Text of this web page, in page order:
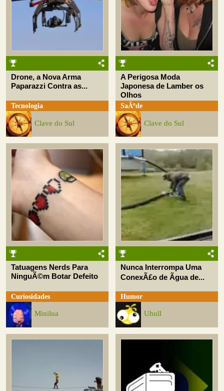
Drone, a Nova Arma
Paparazzi Contra as...
Tecnologia
Clave do Sul
A Perigosa Moda
Japonesa de Lamber os
Olhos
SaÃºde
Clave do Sul
Tatuagens Nerds Para
NinguÃ©m Botar Defeito
Curiosidades
Minilua
Nunca Interrompa Uma
ConexÃ£o de Ãgua de...
Humor
Uhull